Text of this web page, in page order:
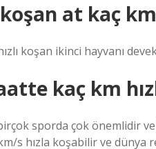
koşan at kaç
koşan ikinci hayvanı
kaç km
birçok sporda çok önemlidir
s hızla koşabilir ve dünya